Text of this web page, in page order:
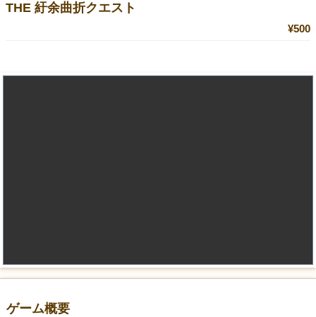
THE 紆余曲折クエスト
¥500
ゲーム概要